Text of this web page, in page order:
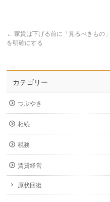
← 家賃は下げる前に「見るべきもの」
を明確にする
カテゴリー
つぶやき
相続
税務
賃貸経営
原状回復